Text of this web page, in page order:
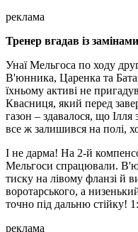
реклама
Тренер вгадав із замінами
Унаї Мельгоса по ходу
В'юнника, Царенка та
їхньому активі не
Квасниця, який перед
газон – здавалося, що
все ж залишився на полі,
І не дарма! На 2-й
Мельгоси спрацювали.
тиску на лівому фланзі й
воротарського, а
точно під дальню стійку!
реклама